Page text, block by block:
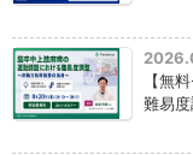
【無
難易